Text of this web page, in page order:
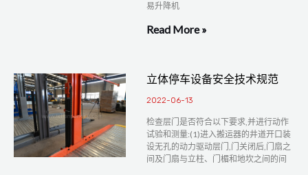
易升降机
Read More »
立体停车设备安全技术规范
2022-06-13
检查层门是否符合以下要求,并进行动作
试验和测量:(1)进入搬运器的井道开口装
设无孔的动力驱动层门,门关闭后,门扇之
间及门扇与立柱、门楣和地坎之间的间